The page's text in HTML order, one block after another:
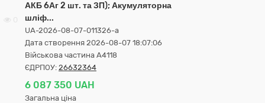
АКБ 6Аг 2 шт. та ЗП); Акумуляторна
шліф...
UA-2026-08-07-011326-a
Дата створення 2026-08-07 18:07:06
Військова частина А4118
ЄДРПОУ: 26632364
6 087 350 UAH
Загальна ціна